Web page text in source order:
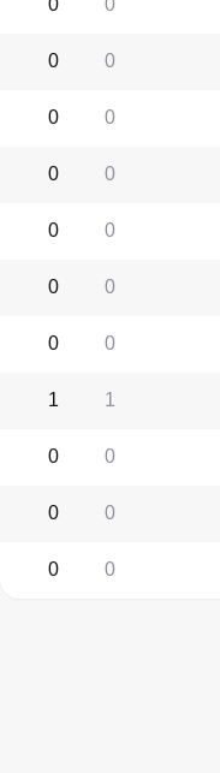
0
0
0
0
0
0
0
0
0
0
0
0
0
0
1
1
0
0
0
0
0
0